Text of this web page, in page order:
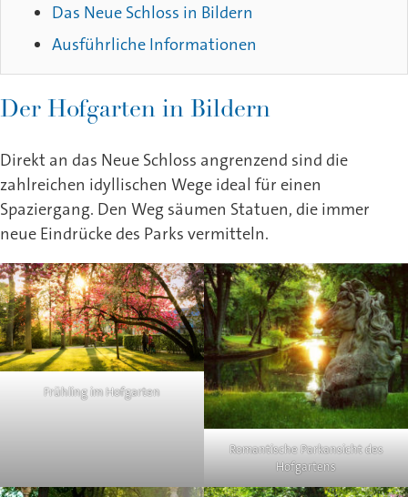
Das Neue Schloss in Bildern
Ausführliche Informationen
Der Hofgarten in Bildern
Direkt an das Neue Schloss angrenzend sind die
zahlreichen idyllischen Wege ideal für einen
Spaziergang. Den Weg säumen Statuen, die immer
neue Eindrücke des Parks vermitteln.
Frühling im Hofgarten
Romantische Parkansicht des
Hofgartens